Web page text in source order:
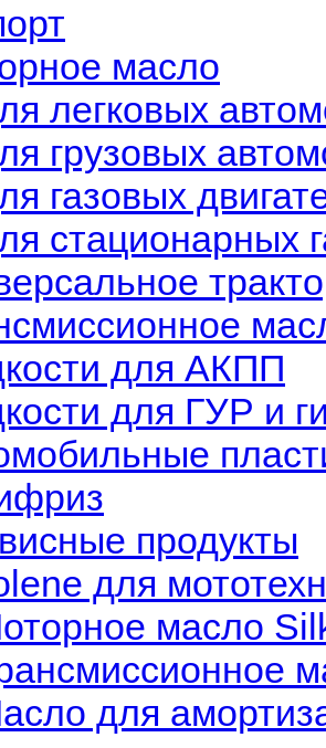
масло
легковых
грузовых
газовых
стационарных
для АКПП
для ГУР и
продукты
для
масло
для